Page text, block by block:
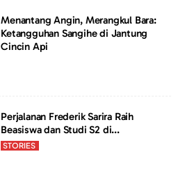
Menantang Angin, Merangkul Bara:
Ketangguhan Sangihe di Jantung
Cincin Api
Perjalanan Frederik Sarira Raih
Beasiswa dan Studi S2 di...
STORIES